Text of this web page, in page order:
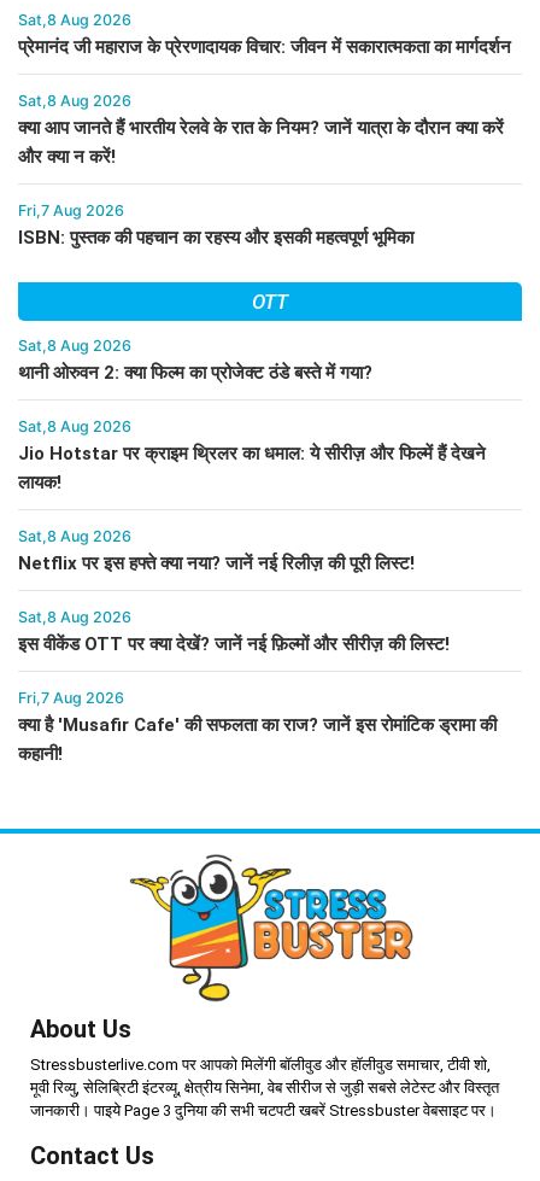
Sat,8 Aug 2026
प्रेमानंद जी महाराज के प्रेरणादायक विचार: जीवन में सकारात्मकता का मार्गदर्शन
Sat,8 Aug 2026
क्या आप जानते हैं भारतीय रेलवे के रात के नियम? जानें यात्रा के दौरान क्या करें
और क्या न करें!
Fri,7 Aug 2026
ISBN: पुस्तक की पहचान का रहस्य और इसकी महत्वपूर्ण भूमिका
OTT
Sat,8 Aug 2026
थानी ओरुवन 2: क्या फिल्म का प्रोजेक्ट ठंडे बस्ते में गया?
Sat,8 Aug 2026
Jio Hotstar पर क्राइम थ्रिलर का धमाल: ये सीरीज़ और फिल्में हैं देखने
लायक!
Sat,8 Aug 2026
Netflix पर इस हफ्ते क्या नया? जानें नई रिलीज़ की पूरी लिस्ट!
Sat,8 Aug 2026
इस वीकेंड OTT पर क्या देखें? जानें नई फ़िल्मों और सीरीज़ की लिस्ट!
Fri,7 Aug 2026
क्या है 'Musafir Cafe' की सफलता का राज? जानें इस रोमांटिक ड्रामा की
कहानी!
About Us
Stressbusterlive.com पर आपको मिलेंगी बॉलीवुड और हॉलीवुड समाचार, टीवी शो,
मूवी रिव्यु, सेलिब्रिटी इंटरव्यू, क्षेत्रीय सिनेमा, वेब सीरीज से जुड़ी सबसे लेटेस्ट और विस्तृत
जानकारी। पाइये Page 3 दुनिया की सभी चटपटी खबरें Stressbuster वेबसाइट पर।
Contact Us